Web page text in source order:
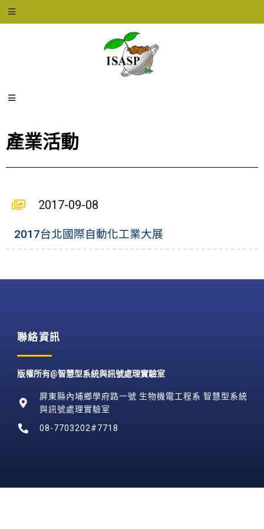
產業活動
2017-09-08
2017台北國際自動化工業大展
聯絡資訊
版權所有@智慧型系統與訊號處理實驗室
屏東縣內埔鄉學府路一號 生物機電工程系 智慧型系統
與訊號處理實驗室
08-7703202#7718